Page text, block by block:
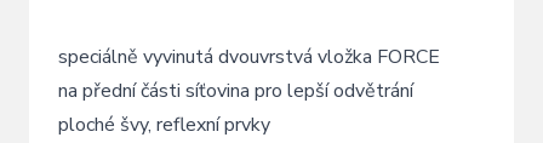
speciálně vyvinutá dvouvrstvá vložka FORCE
na přední části síťovina pro lepší odvětrání
ploché švy, reflexní prvky